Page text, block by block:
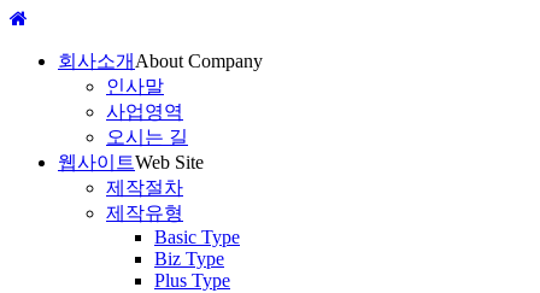
회사소개 About Company
인사말
사업영역
오시는 길
웹사이트Web Site
제작절차
제작유형
Basic Type
Biz Type
Plus Type